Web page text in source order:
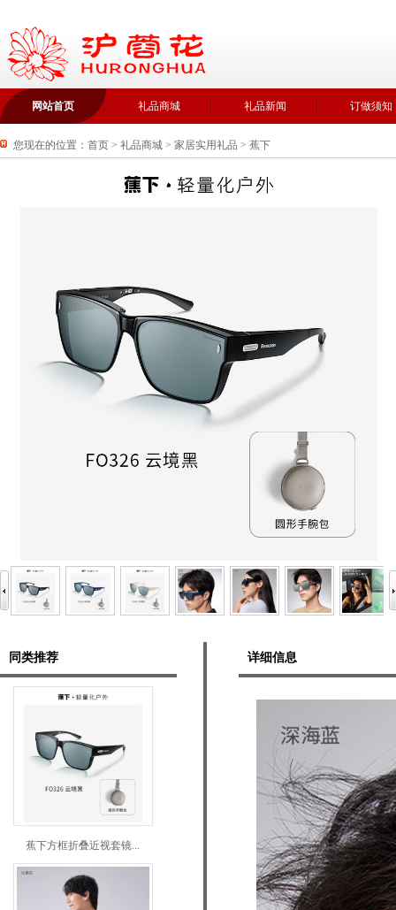
网站首页 礼品商城 礼品新闻 订做须知
您现在的位置： 首页 > 礼品商城 > 家居实用礼品 > 蕉下
同类推荐
蕉下方框折叠近视套镜...
详细信息